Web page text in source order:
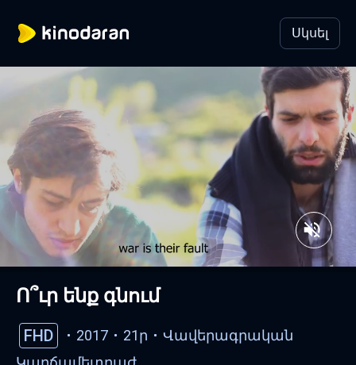
Սկսել
Ո՞ւր ենք գնում
FHD 2017 21ր
Վավերագրական